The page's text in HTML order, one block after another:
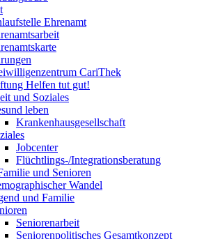
Ehrenamt
CariThek
Helfen tut gut!
und Soziales
leben
Krankenhausgesellschaft
Jobcenter
Flüchtlings-/Integrationsberatung
und Senioren
Wandel
und Familie
Seniorenarbeit
Seniorenpolitisches Gesamtkonzept